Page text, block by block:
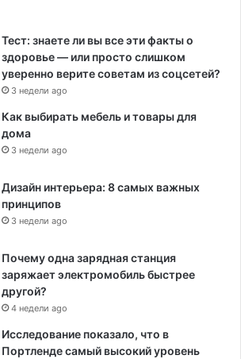
Тест: знаете ли вы все эти факты о
здоровье — или просто слишком
уверенно верите советам из соцсетей?
3 недели ago
Как выбирать мебель и товары для
дома
3 недели ago
Дизайн интерьера: 8 самых важных
принципов
3 недели ago
Почему одна зарядная станция
заряжает электромобиль быстрее
другой?
4 недели ago
Исследование показало, что в
Портленде самый высокий уровень